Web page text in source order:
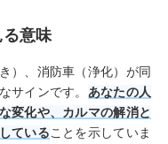
意味
）、消防車（浄化）が同
サインです。 あなたの人
変化や、カルマの解消と
ていることを示していま